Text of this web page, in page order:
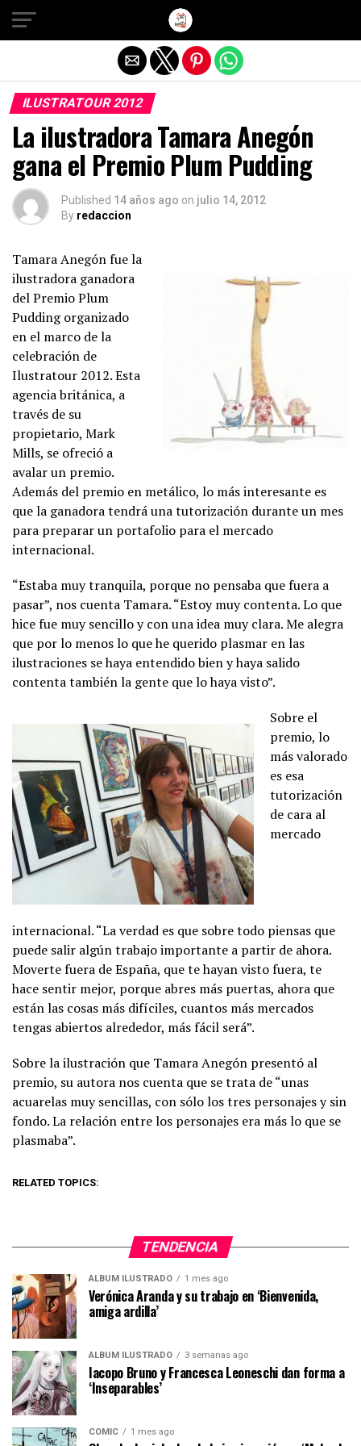
ILUSTRATOUR 2012
La ilustradora Tamara Anegón
gana el Premio Plum Pudding
Published 14 años ago on julio 14, 2012
By redaccion
Tamara Anegón fue la
ilustradora ganadora
del Premio Plum
Pudding organizado
en el marco de la
celebración de
Ilustratour 2012. Esta
agencia británica, a
través de su
propietario, Mark
Mills, se ofreció a
avalar un premio.
Además del premio en metálico, lo más interesante es
que la ganadora tendrá una tutorización durante un mes
para preparar un portafolio para el mercado
internacional.
“Estaba muy tranquila, porque no pensaba que fuera a
pasar”, nos cuenta Tamara. “Estoy muy contenta. Lo que
hice fue muy sencillo y con una idea muy clara. Me alegra
que por lo menos lo que he querido plasmar en las
ilustraciones se haya entendido bien y haya salido
contenta también la gente que lo haya visto”.
Sobre el
premio, lo
más valorado
es esa
tutorización
de cara al
mercado
internacional. “La verdad es que sobre todo piensas que
puede salir algún trabajo importante a partir de ahora.
Moverte fuera de España, que te hayan visto fuera, te
hace sentir mejor, porque abres más puertas, ahora que
están las cosas más difíciles, cuantos más mercados
tengas abiertos alrededor, más fácil será”.
Sobre la ilustración que Tamara Anegón presentó al
premio, su autora nos cuenta que se trata de “unas
acuarelas muy sencillas, con sólo los tres personajes y sin
fondo. La relación entre los personajes era más lo que se
plasmaba”.
RELATED TOPICS:
TENDENCIA
ÁLBUM ILUSTRADO 1 mes ago
Verónica Aranda y su trabajo en ‘Bienvenida,
amiga ardilla’
ÁLBUM ILUSTRADO 3 semanas ago
Iacopo Bruno y Francesca Leoneschi dan forma a
‘Inseparables’
CÓMIC 1 mes ago
Salir de la versión móvil